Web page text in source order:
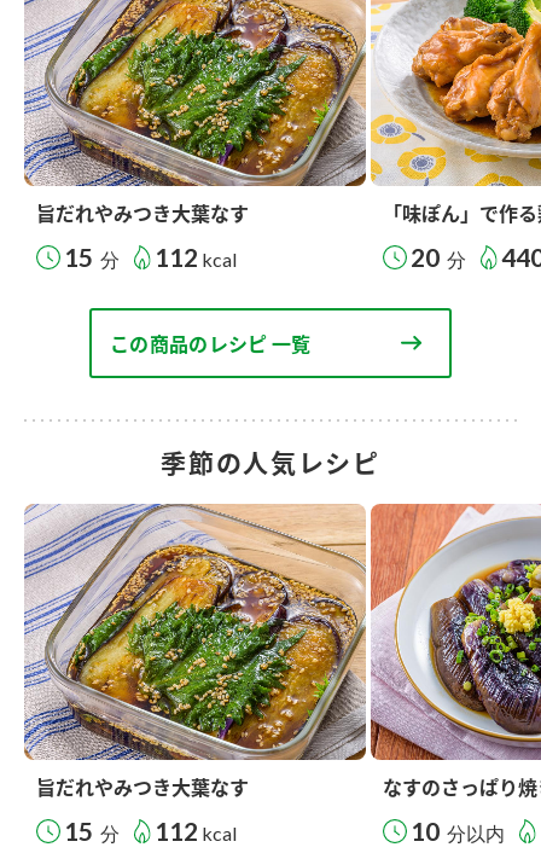
旨だれやみつき大葉なす
15 分 112 kcal
「味ぽん」で作
20 分
この商品のレシピ 一覧
季節の人気レシピ
旨だれやみつき大葉なす
15 分 112 kcal
なすのさっぱり
10 分以内